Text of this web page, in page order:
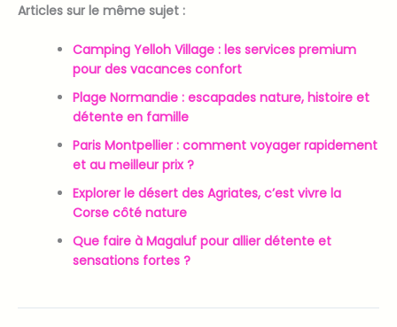
Articles sur le même sujet :
Camping Yelloh Village : les services premium
pour des vacances confort
Plage Normandie : escapades nature, histoire et
détente en famille
Paris Montpellier : comment voyager rapidement
et au meilleur prix ?
Explorer le désert des Agriates, c’est vivre la
Corse côté nature
Que faire à Magaluf pour allier détente et
sensations fortes ?